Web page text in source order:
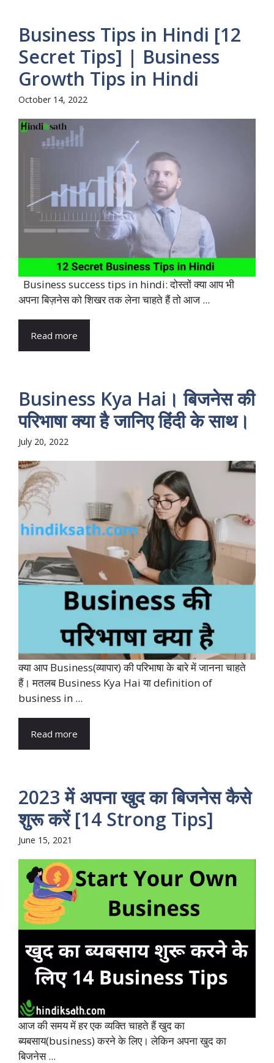
Business Tips in Hindi [12
Secret Tips] | Business
Growth Tips in Hindi
October 14, 2022
Business success tips in hindi: दोस्तों क्या आप भी
अपना बिज़नेस को शिखर तक लेना चाहते हैं तो आज ...
Read more
Business Kya Hai। बिजनेस की
परिभाषा क्या है जानिए हिंदी के साथ।
July 20, 2022
क्या आप Business(व्यापार) की परिभाषा के बारे में जानना चाहते
हैं। मतलब Business Kya Hai या definition of
business in ...
Read more
2023 में अपना खुद का बिजनेस कैसे
शुरू करें [14 Strong Tips]
June 15, 2021
आज की समय में हर एक व्यक्ति चाहते हैं खुद का
ब्यबसाय(business) करने के लिए। लेकिन अपना खुद का
बिजनेस ...